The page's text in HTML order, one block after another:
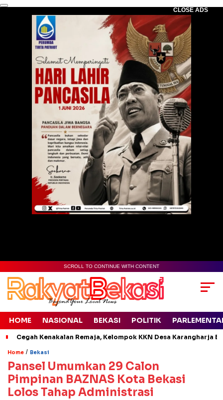
CLOSE ADS
SCROLL TO CONTINUE WITH CONTENT
HOME NASIONAL BEKASI POLITIK
Cegah Kenakalan Remaja, Kelompok KKN Desa Karangharja
Home / Bekasi
Pansel Umumkan 29 Calon
Pimpinan BAZNAS Kota Bekasi
Lolos Tahap Administrasi